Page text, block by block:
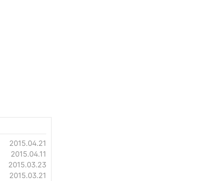
2015.04.21
2015.04.11
2015.03.23
2015.03.21